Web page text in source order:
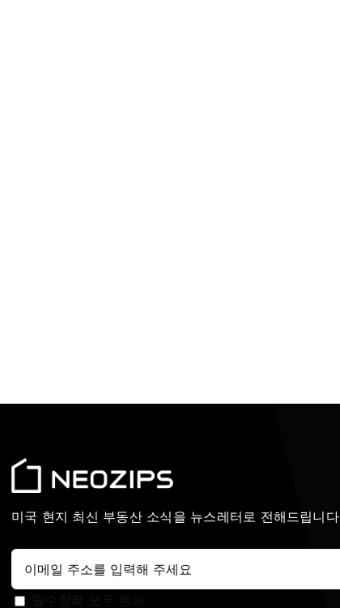
미국 현지 최신 부동산 소식을 뉴스레터로 전해드립니다